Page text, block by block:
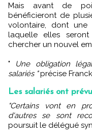
Mais avant de
bénéficieront de
volontaire, dont
laquelle elles
chercher un nouvel
" Une obligation
salariés "précise
Les salariés ont
"Certains vont en profiter pour lancer leur entreprise,
d'autres se sont
poursuit le délégué